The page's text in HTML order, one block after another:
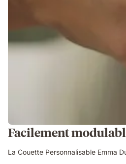
Facilement
La Couette Personnalisable Emma